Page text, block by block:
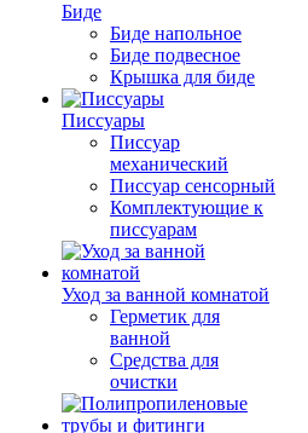
Биде
Биде напольное
Биде подвесное
Крышка для биде
Писсуары
Писсуар
механический
Писсуар сенсорный
Комплектующие к
писсуарам
Уход за ванной комнатой
Герметик для
ванной
Средства для
очистки